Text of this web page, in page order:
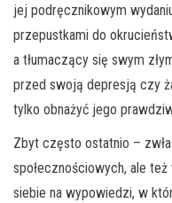
jej podręcznikowym
przepustkami do
a tłumaczący się swym
przed swoją depresją czy
tylko obnażyć jego
Zbyt często ostatnio –
społecznościowych, ale
siebie na wypowiedzi, w